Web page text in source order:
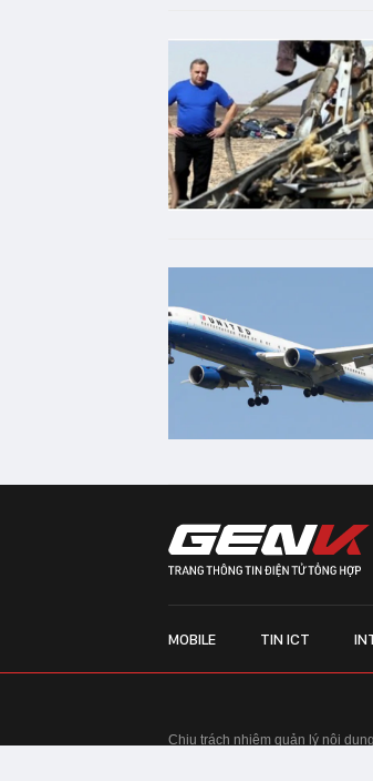
MOBILE TIN ICT
Chịu trách nhiệm quản lý nội